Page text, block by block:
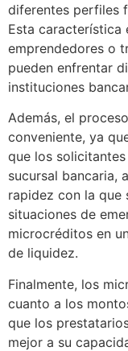
diferentes perfiles
Esta característica
emprendedores o
pueden enfrentar
instituciones
Además, el
conveniente, ya
que los
sucursal bancaria,
rapidez con la que
situaciones de
microcréditos en
de liquidez.
Finalmente, los
cuanto a los
que los
mejor a su